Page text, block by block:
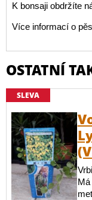
K bonsaji obdržíte
Více informací o
OSTATNÍ
SLEVA